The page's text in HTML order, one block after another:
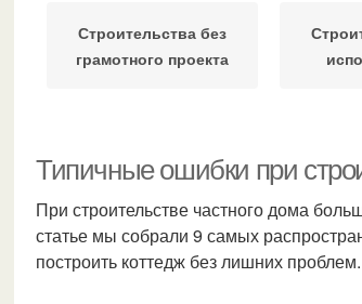
Строительства без
грамотного проекта
Типичные ошибки при
При строительстве частного дома
статье мы собрали 9 самых
построить коттедж без лишних проблем.